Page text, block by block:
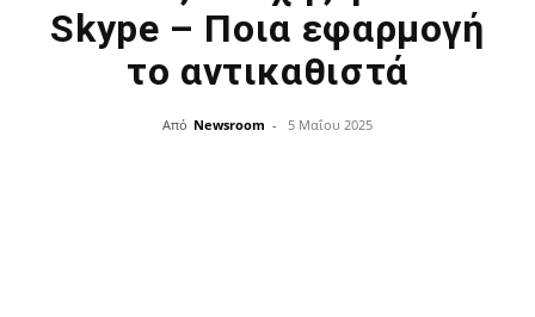
Skype – Ποια εφαρμογή
το αντικαθιστά
Από Newsroom - 5 Μαΐου 2025